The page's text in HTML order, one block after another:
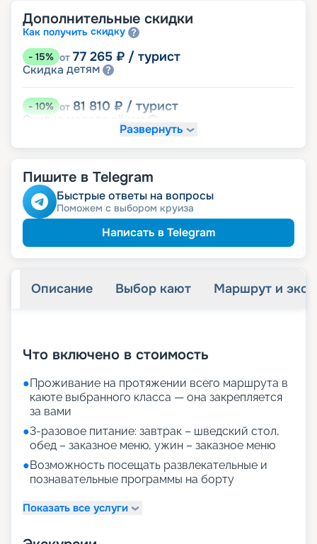
Дополнительные скидки
Как получить скидку
- 15% от 77 265 ₽ / турист
Скидка детям
-10% от 81 810 ₽ / турист
Скидка
молодожёнам
Скидка многодетнымсемьям
Скидка сотрудникам силовых
Развернуть
Пишите в Telegram
Быстрые ответы на вопросы
Поможем с выбором круиза
Написать в Telegram
Описание Выбор кают Маршрут и
Что включено в стоимость
●Проживание на протяжении всего маршрута в
каюте выбранного класса — она закрепляется
за вами
●3-разовое питание: завтрак – шведский стол,
обед – заказное меню, ужин – заказное меню
●Возможность посещать развлекательные и
познавательные программы на борту
Показать все услуги